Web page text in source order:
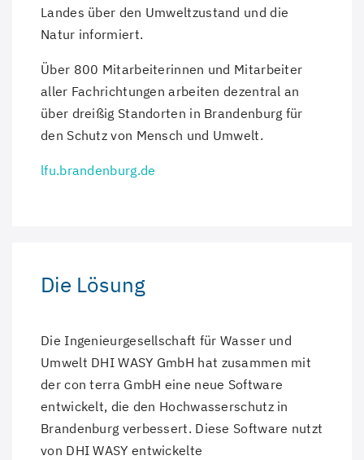
Landes über den Umweltzustand und die
Natur informiert.
Über 800 Mitarbeiterinnen und Mitarbeiter
aller Fachrichtungen arbeiten dezentral an
über dreißig Standorten in Brandenburg für
den Schutz von Mensch und Umwelt.
lfu.brandenburg.de
Die Lösung
Die Ingenieurgesellschaft für Wasser und
Umwelt DHI WASY GmbH hat zusammen mit
der con terra GmbH eine neue Software
entwickelt, die den Hochwasserschutz in
Brandenburg verbessert. Diese Software nutzt
von DHI WASY entwickelte